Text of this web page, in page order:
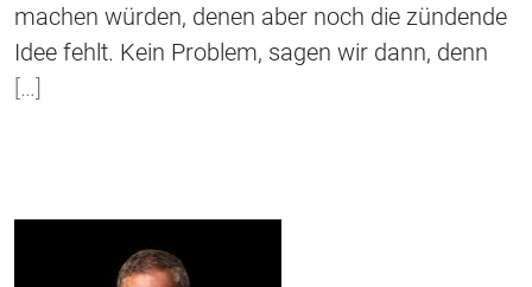
machen würden, denen aber noch die zündende
Idee fehlt. Kein Problem, sagen wir dann, denn
[…]